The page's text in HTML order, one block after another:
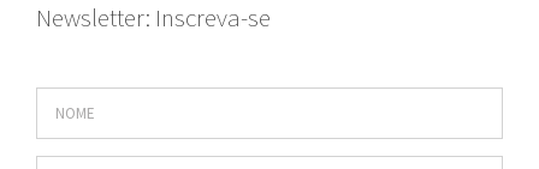
Newsletter: Inscreva-se